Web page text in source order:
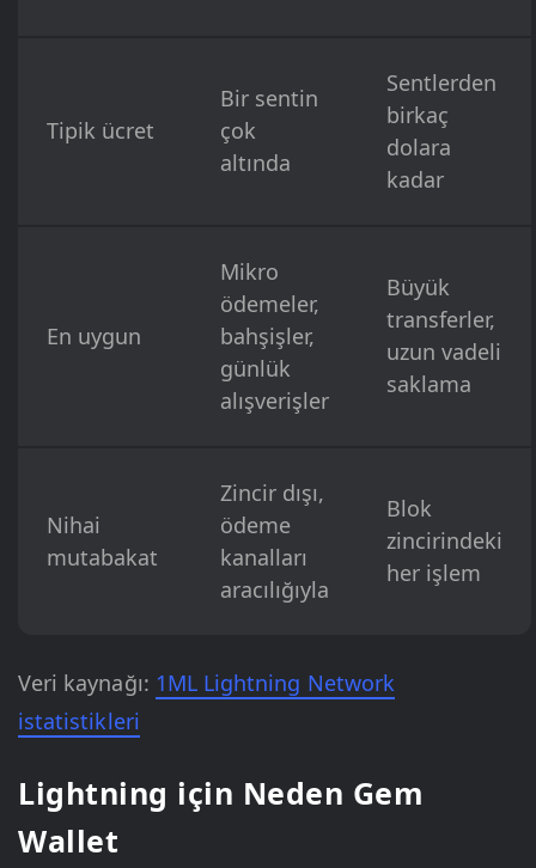
Tipik ücret
Bir sentin
çok
altında
Sentlerden
birkaç
dolara
kadar
En uygun
Mikro
ödemeler,
bahşişler,
günlük
alışverişler
Büyük
transferler,
uzun vadeli
saklama
Nihai
mutabakat
Zincir dışı,
ödeme
kanalları
aracılığıyla
Blok
zincirindeki
her işlem
Veri kaynağı: 1ML Lightning Network
istatistikleri
Lightning için Neden Gem
Wallet